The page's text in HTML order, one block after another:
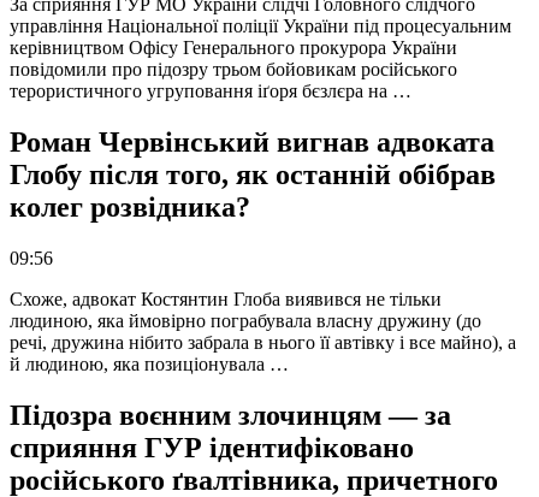
За сприяння ГУР МО України слідчі Головного слідчого
управління Національної поліції України під процесуальним
керівництвом Офісу Генерального прокурора України
повідомили про підозру трьом бойовикам російського
терористичного угруповання іґоря бєзлєра на …
Роман Червінський вигнав адвоката
Глобу після того, як останній обібрав
колег розвідника?
09:56
Схоже, адвокат Костянтин Глоба виявився не тільки
людиною, яка ймовірно пограбувала власну дружину (до
речі, дружина нібито забрала в нього її автівку і все майно), а
й людиною, яка позиціонувала …
Підозра воєнним злочинцям — за
сприяння ГУР ідентифіковано
російського ґвалтівника, причетного